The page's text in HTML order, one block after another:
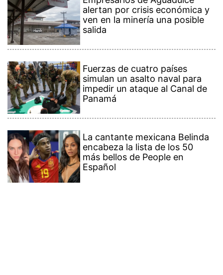
alertan por crisis económica y
ven en la minería una posible
salida
Fuerzas de cuatro países
simulan un asalto naval para
impedir un ataque al Canal de
Panamá
La cantante mexicana Belinda
encabeza la lista de los 50
más bellos de People en
Español